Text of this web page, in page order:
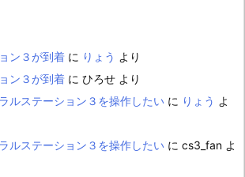
ン３が到着 に りょう より
ン３が到着 に ひろせ より
ルステーション３を操作したい に りょう よ
ルステーション３を操作したい に cs3_fan よ